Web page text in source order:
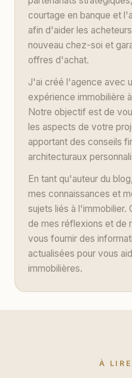
courtage en banque et
afin d'aider les
nouveau chez-soi et
offres d'achat.
J'ai créé l'agence avec
expérience immobilière
Notre objectif est de
les aspects de votre
apportant des conseils
architecturaux
En tant qu'auteur du
mes connaissances et
sujets liés à l'immobilier.
de mes réflexions et de
vous fournir des
actualisées pour vous
immobilières.
À